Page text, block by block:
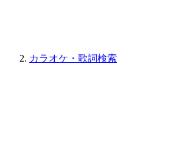
カラオケ・歌詞検索